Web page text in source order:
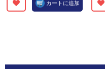
カートに追加